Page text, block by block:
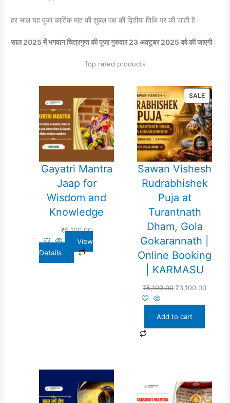
हर साल यह पूजा कार्तिक माह की शुक्ल पक्ष की द्वितीया तिथि पर की जाती है।
साल 2025 में भगवान चित्रगुप्त की पूजा गुरुवार 23 अक्टूबर 2025 को की जाएगी।
Top rated products
Gayatri Mantra
Jaap for
Wisdom and
Knowledge
₹5,100.00
View
Details
SALE
ON
SALE
Sawan Vishesh
Rudrabhishek
Puja at
Turantnath
Dham, Gola
Gokarannath |
Online Booking
| KARMASU
₹5,100.00 ₹3,100.00
Add to cart